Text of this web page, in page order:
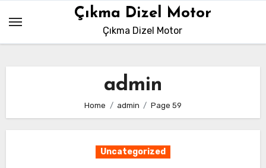
content
Çıkma Dizel Motor
Çıkma Dizel Motor
admin
Home admin Page 59
Uncategorized